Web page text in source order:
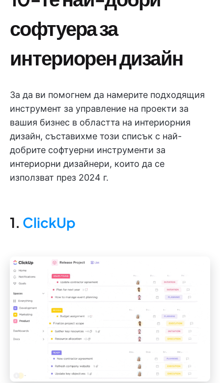
софтуера за
интериорен дизайн
За да ви помогнем да намерите подходящия
инструмент за управление на проекти за
вашия бизнес в областта на интериорния
дизайн, съставихме този списък с най-
добрите софтуерни инструменти за
интериорни дизайнери, които да се
използват през 2024 г.
1. ClickUp